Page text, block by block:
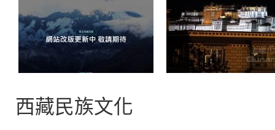
悟空西藏旅遊【新站開啓】 拉萨瑞吉度假酒店
西藏民族文化